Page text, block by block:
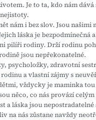
Je to ta, kdo nám
nám i bez slov. Jsou našimi
láska je bezpodmínečná
pilíři rodiny. Drží rodinu
jsou nepřekonatelné.
psycholožky, zdravotní
a vlastní zájmy s
vždycky je maminka
něco, co nás provází
láska jsou nepostradatelné
nás zůstane navždy